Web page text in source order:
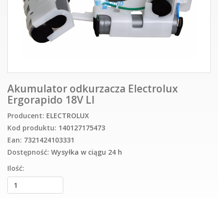
Akumulator odkurzacza Electrolux
Ergorapido 18V LI
Producent: ELECTROLUX
Kod produktu: 140127175473
Ean: 7321424103331
Dostępność: Wysyłka w ciągu 24 h
Ilość: